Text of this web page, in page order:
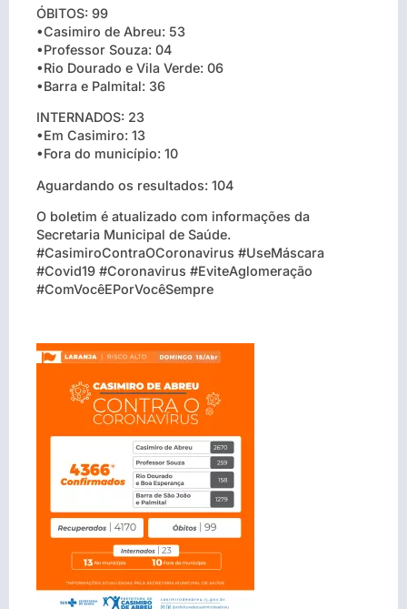
ÓBITOS: 99
•Casimiro de Abreu: 53
•Professor Souza: 04
•Rio Dourado e Vila Verde: 06
•Barra e Palmital: 36
INTERNADOS: 23
•Em Casimiro: 13
•Fora do município: 10
Aguardando os resultados: 104
O boletim é atualizado com informações da
Secretaria Municipal de Saúde.
#CasimiroContraOCoronavirus #UseMáscara
#Covid19 #Coronavirus #EviteAglomeração
#ComVocêEPorVocêSempre